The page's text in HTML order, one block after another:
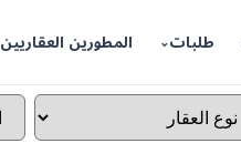
طلبات المطورين العقاريين